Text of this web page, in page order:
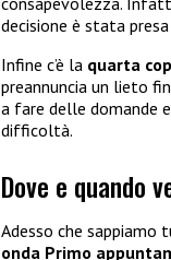
decisione è stata
Infine c’è la quarta
preannuncia un lieto
a fare delle domande
difficoltà.
Dove e quando
Adesso che sappiamo
onda Primo